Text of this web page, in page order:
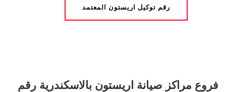
رقم توكيل اريستون المعتمد
فروع مراكز صيانة اريستون بالاسكندرية رقم